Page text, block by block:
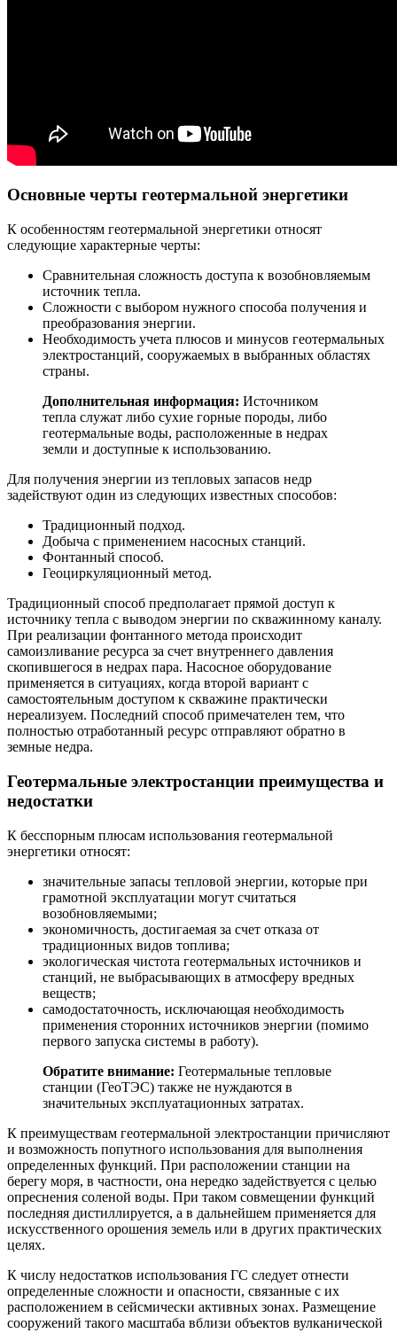
Основные черты геотермальной энергетики
К особенностям геотермальной энергетики относят
следующие характерные черты:
Сравнительная сложность доступа к возобновляемым
источник тепла.
Сложности с выбором нужного способа получения и
преобразования энергии.
Необходимость учета плюсов и минусов геотермальных
электростанций, сооружаемых в выбранных областях
страны.
Дополнительная информация: Источником
тепла служат либо сухие горные породы, либо
геотермальные воды, расположенные в недрах
земли и доступные к использованию.
Для получения энергии из тепловых запасов недр
задействуют один из следующих известных способов:
Традиционный подход.
Добыча с применением насосных станций.
Фонтанный способ.
Геоциркуляционный метод.
Традиционный способ предполагает прямой доступ к
источнику тепла с выводом энергии по скважинному каналу.
При реализации фонтанного метода происходит
самоизливание ресурса за счет внутреннего давления
скопившегося в недрах пара. Насосное оборудование
применяется в ситуациях, когда второй вариант с
самостоятельным доступом к скважине практически
нереализуем. Последний способ примечателен тем, что
полностью отработанный ресурс отправляют обратно в
земные недра.
Геотермальные электростанции преимущества и
недостатки
К бесспорным плюсам использования геотермальной
энергетики относят:
значительные запасы тепловой энергии, которые при
грамотной эксплуатации могут считаться
возобновляемыми;
экономичность, достигаемая за счет отказа от
традиционных видов топлива;
экологическая чистота геотермальных источников и
станций, не выбрасывающих в атмосферу вредных
веществ;
самодостаточность, исключающая необходимость
применения сторонних источников энергии (помимо
первого запуска системы в работу).
Обратите внимание: Геотермальные тепловые
станции (ГеоТЭС) также не нуждаются в
значительных эксплуатационных затратах.
К преимуществам геотермальной электростанции причисляют
и возможность попутного использования для выполнения
определенных функций. При расположении станции на
берегу моря, в частности, она нередко задействуется с целью
опреснения соленой воды. При таком совмещении функций
последняя дистиллируется, а в дальнейшем применяется для
искусственного орошения земель или в других практических
целях.
К числу недостатков использования ГС следует отнести
определенные сложности и опасности, связанные с их
расположением в сейсмически активных зонах. Размещение
сооружений такого масштаба вблизи объектов вулканической